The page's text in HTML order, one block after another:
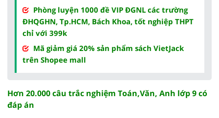
Phòng luyện 1000 đề VIP ĐGNL các trường
ĐHQGHN, Tp.HCM, Bách Khoa, tốt nghiệp THPT
chỉ với 399k
Mã giảm giá 20% sản phẩm sách VietJack
trên Shopee mall
Hơn 20.000 câu trắc nghiệm Toán,Văn, Anh lớp 9 có
đáp án